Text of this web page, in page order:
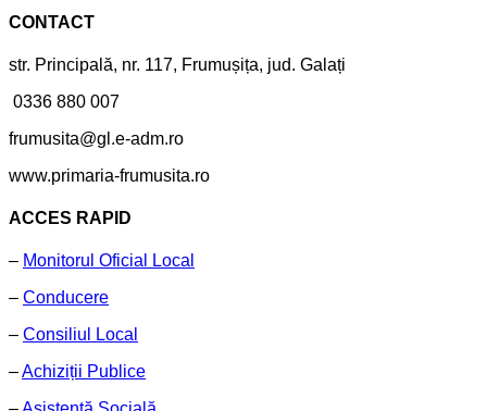
CONTACT
str. Principală, nr. 117, Frumușița, jud. Galați
0336 880 007
frumusita@gl.e-adm.ro
www.primaria-frumusita.ro
ACCES RAPID
– Monitorul Oficial Local
– Conducere
– Consiliul Local
–Achiziții Publice